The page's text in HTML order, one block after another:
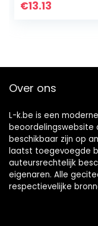
lichte
€13.13
Over ons
L-k.be is een
beoordelingswebsite
beschikbaar zijn op
laatst toegevoegde
auteursrechtelijk
eigenaren. Alle
respectievelijke